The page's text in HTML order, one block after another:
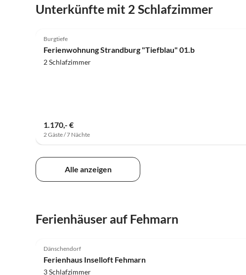
Unterkünfte mit 2 Schlafzimmer
Burgtiefe
Ferienwohnung Strandburg "Tiefblau" 01.b
2 Schlafzimmer
1.170,- €
2 Gäste / 7 Nächte
Alle anzeigen
Ferienhäuser auf Fehmarn
Dänschendorf
Ferienhaus Inselloft Fehmarn
3 Schlafzimmer